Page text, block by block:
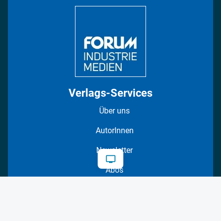
Verlags-Services
Über uns
AutorInnen
Newsletter
Abos